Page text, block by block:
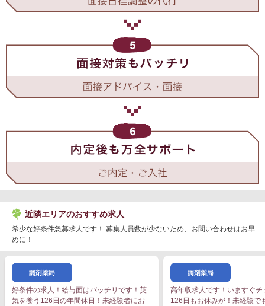
近隣エリアのおすすめ求人
希少な好条件急募求人です！ 募集人員数が少ないため、お問い合わせはお早
めに！
好条件の求人！給与面はバッチリです！英
気を養う126日の年間休日！未経験者にお
高年収求人です！いますぐチ
126日もお休みが！未経験で